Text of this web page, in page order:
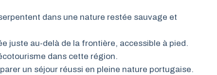
dans une nature restée sauvage et
juste au-delà de la frontière, accessible à pied.
dans cette région.
un séjour réussi en pleine nature portugaise.